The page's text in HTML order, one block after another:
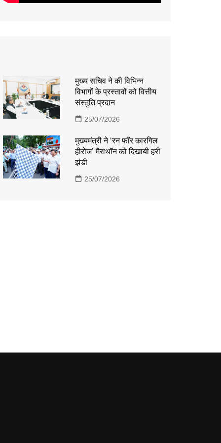
मुख्य सचिव ने की विभिन्न
विभागों के प्रस्तावों को वित्तीय
संस्तुति प्रदान
25/07/2026
मुख्यमंत्री ने ‘रन फॉर कारगिल
हीरोज’ मैराथॉन को दिखायी हरी
झंडी
25/07/2026